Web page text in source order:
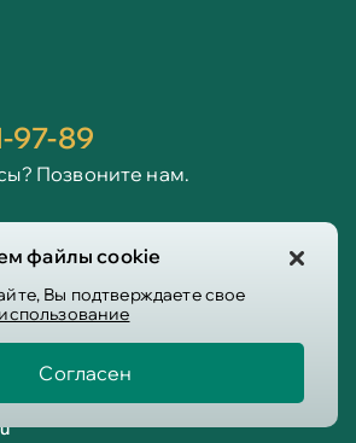
файлы cookie
Вы подтверждаете свое
Согласен
97-89
Позвоните нам.